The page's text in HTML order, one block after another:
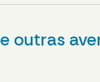
outras